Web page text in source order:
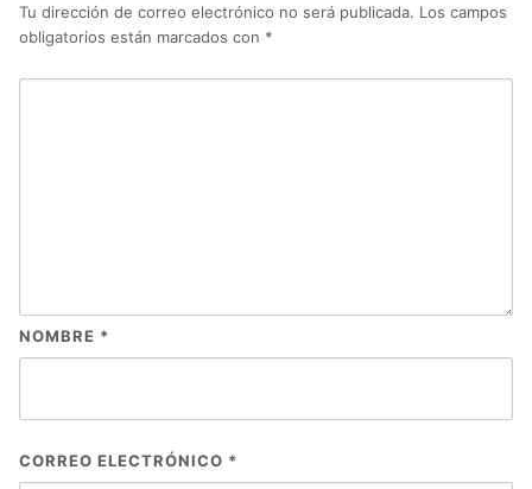
Tu dirección de correo electrónico no será publicada. Los campos
obligatorios están marcados con *
NOMBRE *
CORREO ELECTRÓNICO *